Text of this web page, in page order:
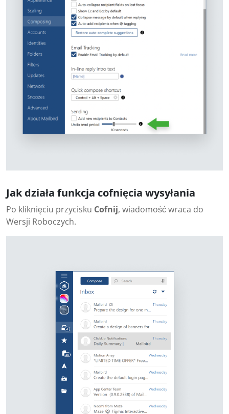
Jak działa funkcja cofnięcia wysyłania
Po kliknięciu przycisku Cofnij, wiadomość wraca do
Wersji Roboczych.